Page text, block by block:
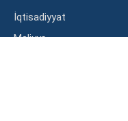
İqtisadiyyat
Maliyyə